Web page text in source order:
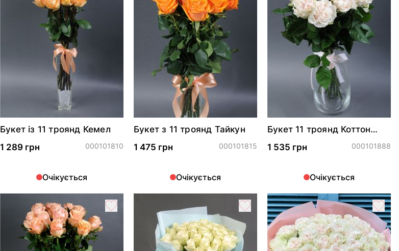
Букет із 11 троянд Кемел
1 289 грн
000101810
Очікується
Букет з 11 троянд Тайкун
1 475 грн
000101815
Очікується
Букет 11 троянд Коттон
1 535 грн
000101888
Очікується